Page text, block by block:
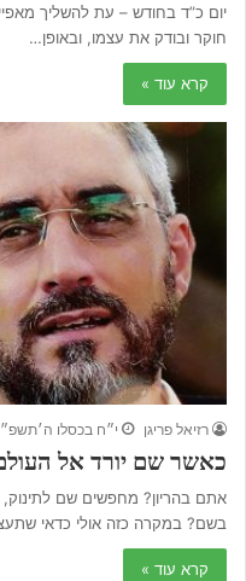
יום כ”ד בחודש – עת להשליך
חוקר ובודק את עצמו, ובאופן…
קרא עוד »
רזיאל פריגן י״ח בכסלו ה׳תשפ״ב
כאשר שם יורד אל
אתם בהריון? מחפשים שם לתינוק,
בשם? במקרה כזה אולי כדאי
קרא עוד »